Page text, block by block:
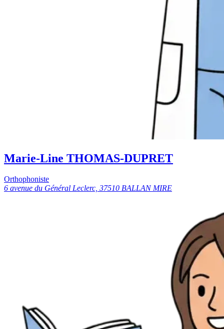
Marie-Line THOMAS-DUPRET
Orthophoniste
6 avenue du Général Leclerc, 37510 BALLAN MIRE